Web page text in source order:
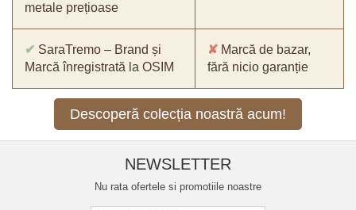
metale prețioase
✔ SaraTremo – Brand și
Marcă înregistrată la OSIM
✘ Marcă de bazar,
fără nicio garanție
Descoperă colecția noastră acum!
NEWSLETTER
Nu rata ofertele si promotiile noastre